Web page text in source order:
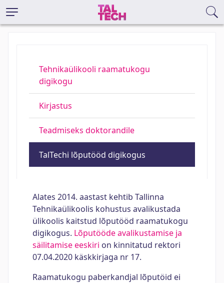
Tehnikaülikooli raamatukogu
digikogu
Kirjastus
Teadmiseks doktorandile
TalTechi lõputööd digikogus
Alates 2014. aastast kehtib Tallinna
Tehnikaülikoolis kohustus avalikustada
ülikoolis kaitstud lõputööd raamatukogu
digikogus. Lõputööde avalikustamise ja
säilitamise eeskiri on kinnitatud rektori
07.04.2020 käskkirjaga nr 17.
Raamatukogu paberkandjal lõputöid ei